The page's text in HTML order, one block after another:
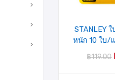
STANLEY
หนัก 10 ใบ/
฿119.00